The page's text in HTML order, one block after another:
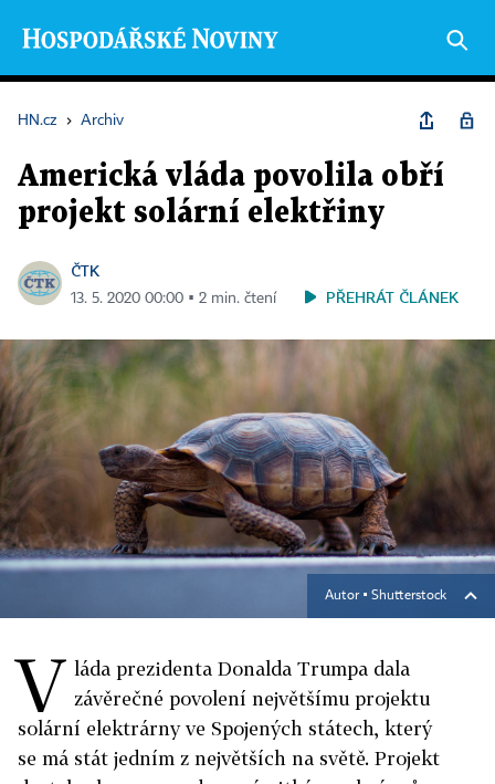
HN.cz › Archiv
Americká vláda povolila obří
projekt solární elektřiny
ČTK
13. 5. 2020 00:00 ▪ 2 min. čtení PŘEHRÁT ČLÁNEK
Autor ▪ Shutterstock
V láda prezidenta Donalda Trumpa dala
závěrečné povolení největšímu projektu
solární elektrárny ve Spojených státech, který
se má stát jedním z největších na světě. Projekt